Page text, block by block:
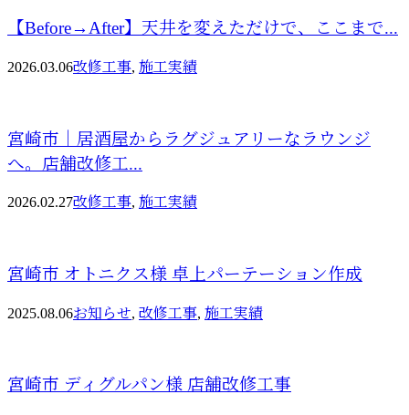
【Before→After】天井を変えただけで、ここまで...
2026.03.06改修工事, 施工実績
宮崎市｜居酒屋からラグジュアリーなラウンジ
へ。店舗改修工...
2026.02.27改修工事, 施工実績
宮崎市 オトニクス様 卓上パーテーション作成
2025.08.06お知らせ, 改修工事, 施工実績
宮崎市 ディグルパン様 店舗改修工事